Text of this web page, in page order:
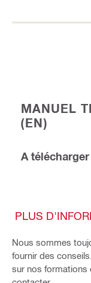
MANUEL
(EN)
A
PLUS
Nous sommes
fournir des
sur nos formations